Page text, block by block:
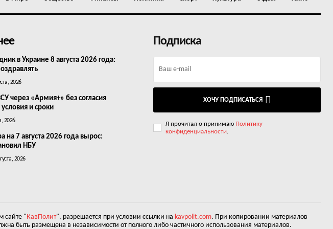
в Украине 8 августа 2026 года:
2026
через «Армия+» без согласия
и сроки
2026
на 7 августа 2026 года вырос:
НБУ
2026
Подписка
ХОЧУ ПОДПИСАТЬСЯ
Я прочитал о принимаю Политику
конфиденциальности.
сайте " КавПолит", разрешается при условии ссылки на kavpolit.com. При копировании материалов
быть размещена в независимости от полного либо частичного использования материалов.